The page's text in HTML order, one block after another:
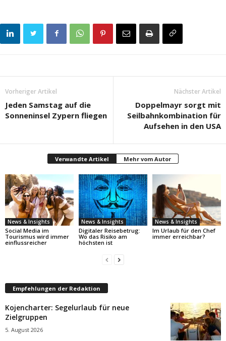
Vorheriger Artikel
Jeden Samstag auf die
Sonneninsel Zypern fliegen
Nächster Artikel
Doppelmayr sorgt mit
Seilbahnkombination für
Aufsehen in den USA
Verwandte Artikel Mehr vom Autor
News & Insights
Social Media im
Tourismus wird immer
einflussreicher
News & Insights
Digitaler Reisebetrug:
Wo das Risiko am
höchsten ist
News & Insights
Im Urlaub für den Chef
immer erreichbar?
Empfehlungen der Redaktion
Kojencharter: Segelurlaub für neue
Zielgruppen
5. August 2026